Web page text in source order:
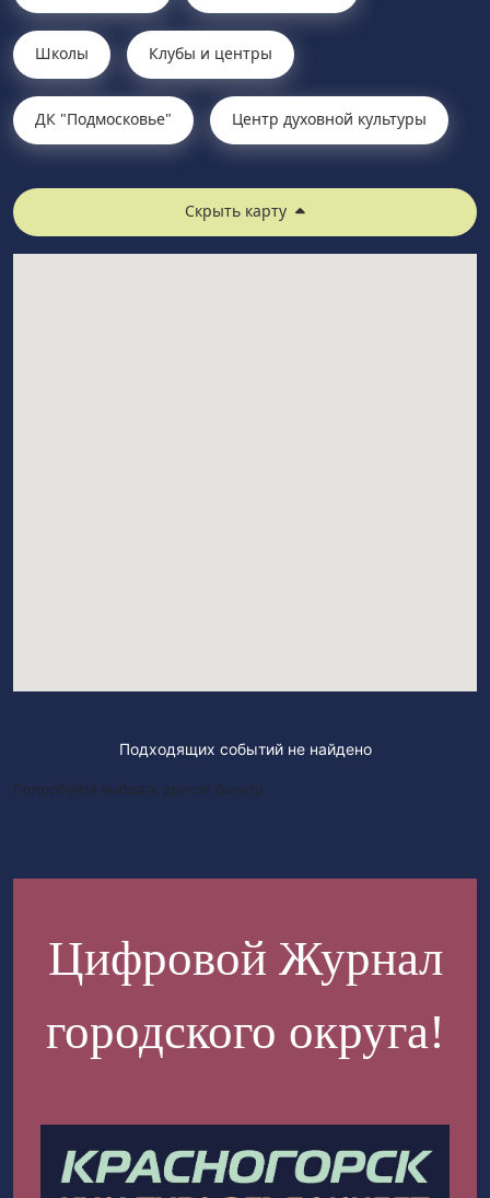
Школы Клубы и центры
ДК "Подмосковье" Центр духовной культуры
Скрыть карту
Подходящих событий не найдено
Попробуйте выбрать другой фильтр
Цифровой Журнал
городского округа!